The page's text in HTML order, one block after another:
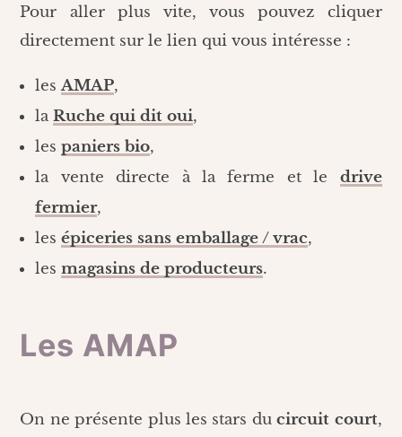
Pour aller plus vite, vous pouvez cliquer
directement sur le lien qui vous intéresse :
lesAMAP,
laRuche qui dit oui,
lespaniers bio,
la vente directe à la ferme et le drive
fermier,
lesépiceries sans emballage / vrac,
lesmagasins de producteurs.
Les AMAP
On ne présente plus les stars ducircuit court,